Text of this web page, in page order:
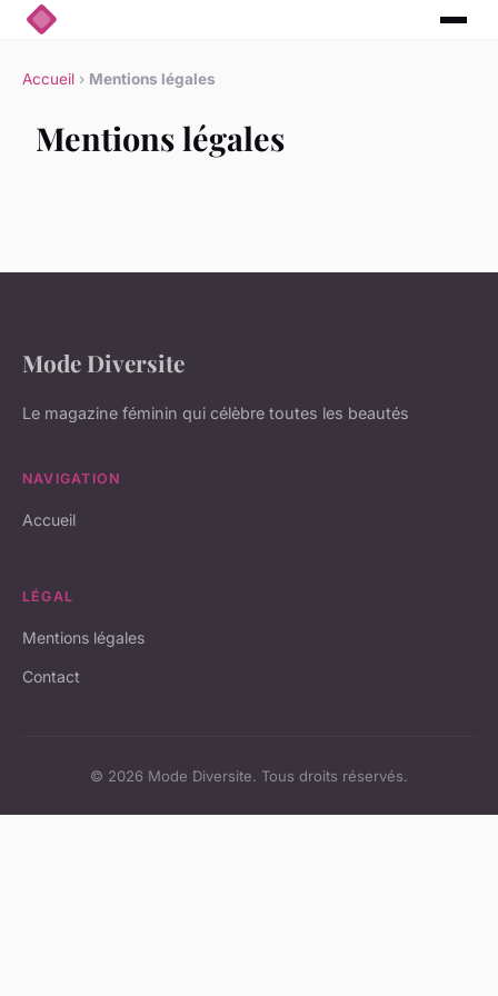
Accueil › Mentions légales
Mentions légales
Mode Diversite
Le magazine féminin qui célèbre toutes les beautés
NAVIGATION
Accueil
LÉGAL
Mentions légales
Contact
© 2026 Mode Diversite. Tous droits réservés.